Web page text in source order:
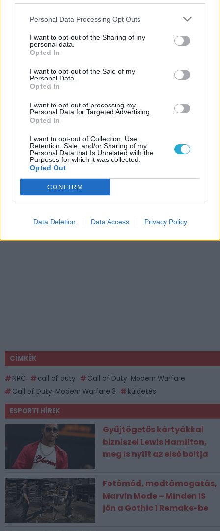
Personal Data Processing Opt Outs
I want to opt-out of the Sharing of my
personal data.
Opted In
I want to opt-out of the Sale of my
Personal Data.
Opted In
I want to opt-out of processing my
Personal Data for Targeted Advertising.
Opted In
I want to opt-out of Collection, Use,
Retention, Sale, and/or Sharing of my
Personal Data that Is Unrelated with the
Purposes for which it was collected.
Opted Out
CONFIRM
Data Deletion Data Access Privacy Policy
CÍMKÉK
NPC call of duty
Call of Duty: Modern Warfare
Call of Duty: Modern Warfare 3
küldetés
ESPORT1 HÍREK
Gyűjtögetős kártyákkal
bizniszel Lewis Hamilton,
meg is nyílt az első boltja
Fotómód, modtámogatás,
Marvin Mode – Minden IS
jön a Gothic 1 Remake-be